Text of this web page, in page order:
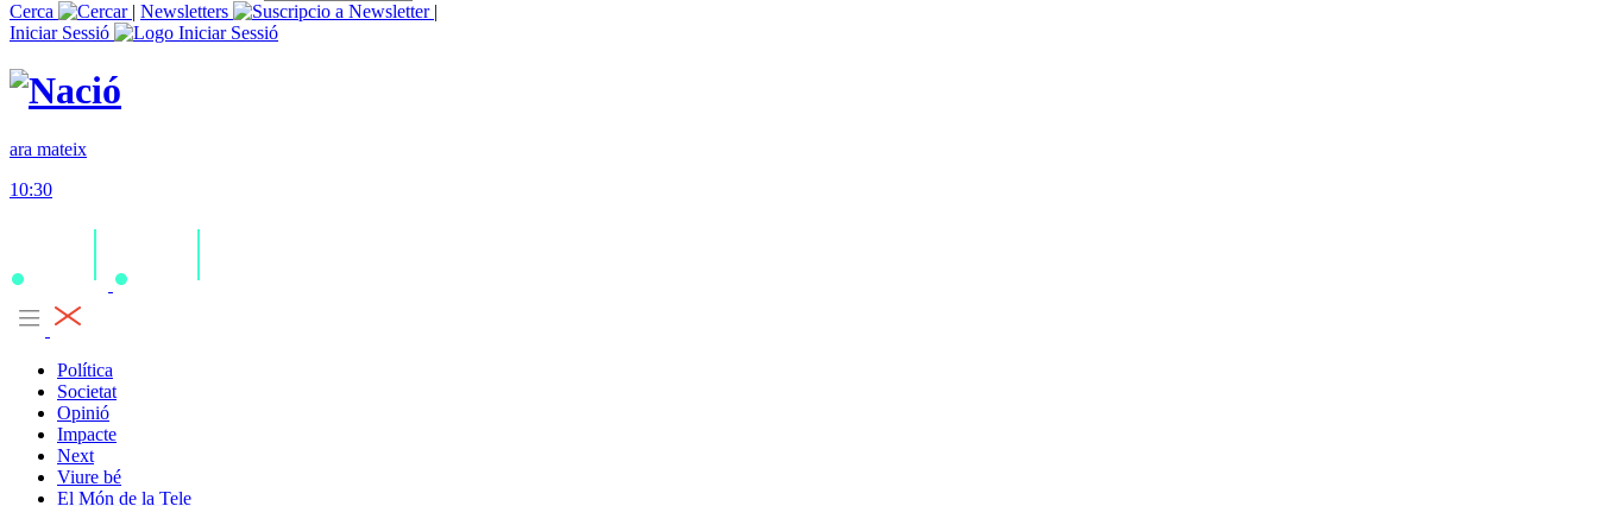
Cerca
| Newsletters
|
Iniciar Sessió
ara mateix
10:30
Política
Societat
Opinió
Impacte
Next
Viure bé
El Món de la Tele